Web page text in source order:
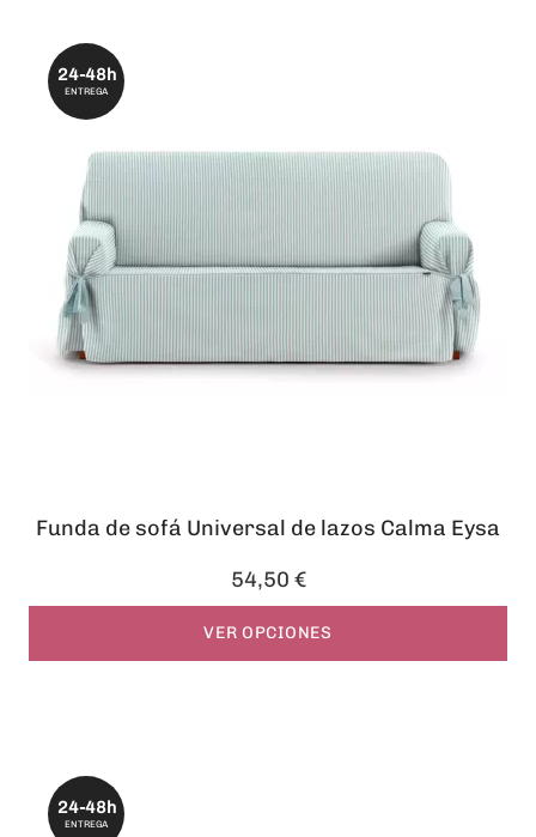
24-48h
ENTREGA
Funda de sofá Universal de lazos Calma Eysa
54,50 €
VER OPCIONES
24-48h
ENTREGA